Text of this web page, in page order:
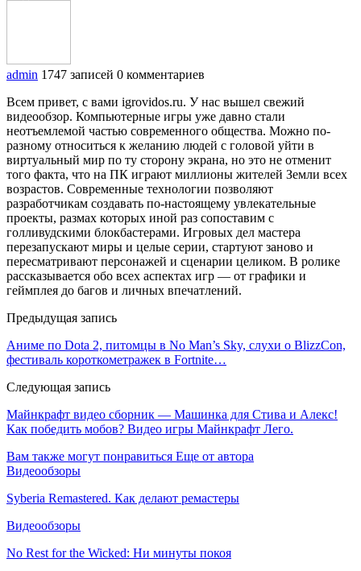
admin 1747 записей 0 комментариев
Всем привет, с вами igrovidos.ru. У нас вышел свежий
видеообзор. Компьютерные игры уже давно стали
неотъемлемой частью современного общества. Можно по-
разному относиться к желанию людей с головой уйти в
виртуальный мир по ту сторону экрана, но это не отменит
того факта, что на ПК играют миллионы жителей Земли всех
возрастов. Современные технологии позволяют
разработчикам создавать по-настоящему увлекательные
проекты, размах которых иной раз сопоставим с
голливудскими блокбастерами. Игровых дел мастера
перезапускают миры и целые серии, стартуют заново и
пересматривают персонажей и сценарии целиком. В ролике
рассказывается обо всех аспектах игр — от графики и
геймплея до багов и личных впечатлений.
Предыдущая запись
Аниме по Dota 2, питомцы в No Man’s Sky, слухи о BlizzCon,
фестиваль короткометражек в Fortnite…
Следующая запись
Майнкрафт видео сборник — Машинка для Стива и Алекс!
Как победить мобов? Видео игры Майнкрафт Лего.
Вам также могут понравиться Еще от автора
Видеообзоры
Syberia Remastered. Как делают ремастеры
Видеообзоры
No Rest for the Wicked: Ни минуты покоя